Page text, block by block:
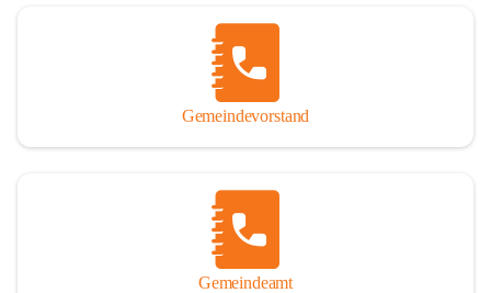
Gemeindevorstand
Gemeindeamt